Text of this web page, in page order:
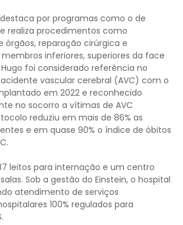
por programas como o de
realiza procedimentos como
órgãos, reparação cirúrgica e
inferiores, superiores da face
foi considerado referência no
vascular cerebral (AVC) com o
em 2022 e reconhecido
no socorro a vítimas de AVC
reduziu em mais de 86% as
e em quase 90% o índice de óbitos
leitos para internação e um centro
Sob a gestão do Einstein, o hospital
atendimento de serviços
100% regulados para